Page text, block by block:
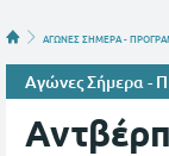
ΑΓΩΝΕΣ ΣΗΜΕΡΑ -
Αγώνες Σήμερα -